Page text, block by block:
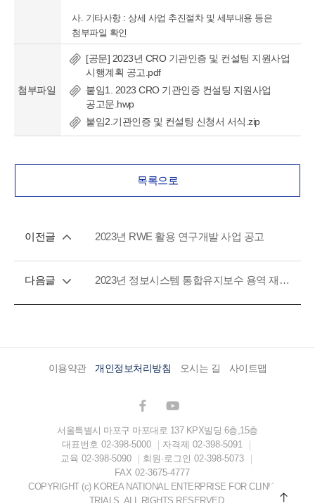
사. 기타사항 : 상세 사업 추진절차 및 세부내용 등은
첨부파일 확인
첨부파일
[공문] 2023년 CRO 기관인증 및 컨설팅 지원사업
시행계획 공고.pdf
붙임1. 2023 CRO 기관인증 컨설팅 지원사업
공고문.hwp
붙임2.기관인증 및 컨설팅 신청서 서식.zip
목록으로
이전글 2023년 RWE 활용 연구개발 사업 공고
다음글 2023년 정보시스템 통합유지보수 용역 재 공고
이용약관 개인정보처리방침 오시는 길 사이트맵
서울특별시 마포구 마포대로 137 KPX빌딩 6층,15층
대표번호 02-398-5000 자격제 02-398-5091
교육 02-398-5090 회원·로그인 02-398-5073
FAX 02-3675-4777
COPYRIGHT (c) KOREA NATIONAL ENTERPRISE FOR CLINICAL
TRIALS. ALL RIGHTS RESERVED.